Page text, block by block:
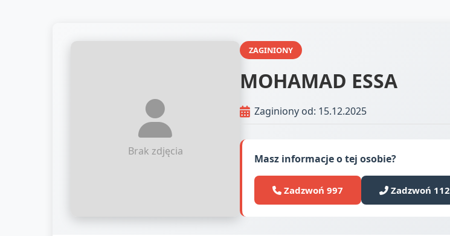
Brak zdjęcia
ZAGINIONY
MOHAMAD ESSA
Zaginiony od: 15.12.2025
Masz informacje o tej osobie?
Zadzwoń 997 Zadzwoń 112